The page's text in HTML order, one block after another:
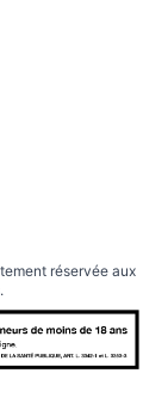
réservée aux